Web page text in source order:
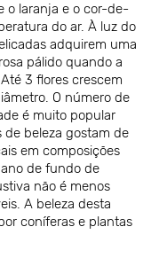
o laranja e o cor-de-
do ar. À luz do
adquirem uma
pálido quando a
3 flores crescem
O número de
é muito popular
de beleza gostam de
em composições
de fundo de
não é menos
A beleza desta
coníferas e plantas